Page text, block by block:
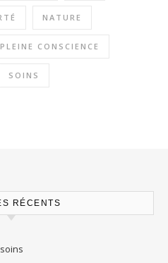
NATURE
PLEINE CONSCIENCE
SOINS
RÉCENTS